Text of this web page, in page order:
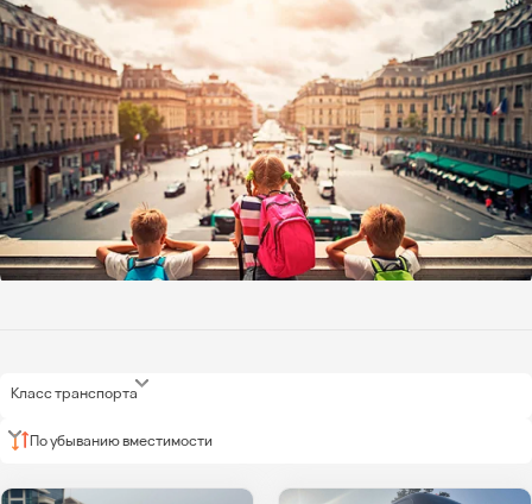
Класс транспорта
По убыванию вместимости